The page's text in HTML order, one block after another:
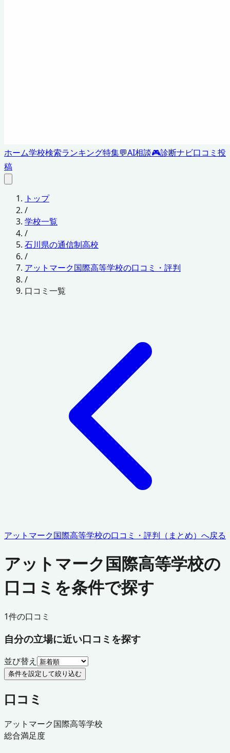
ホーム学校検索ランキング特集💬AI相談🎮診断ナビ口コミ投
稿
トップ
/
学校一覧
/
石川県の通信制高校
/
アットマーク国際高等学校の口コミ・評判
/
口コミ一覧
アットマーク国際高等学校の口コミ・評判（まとめ）へ戻る
アットマーク国際高等学校の
口コミを条件で探す
1件の口コミ
自分の立場に近い口コミを探す
並び替え
条件を設定して絞り込む
口コミ
アットマーク国際高等学校
総合満足度